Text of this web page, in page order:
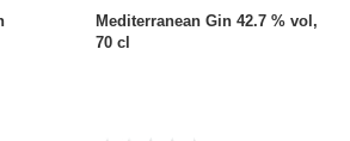
Mediterranean Gin 42.7 % vol,
70 cl